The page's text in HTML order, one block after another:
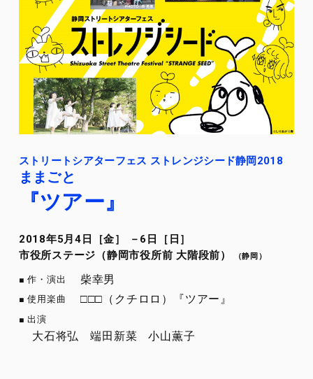
ストリートシアターフェス ストレンジシード静岡2018
ままごと
『ツアー』
2018年5月4日［金］ －6日［日］
市役所ステージ（静岡市役所前 大階段前）
（静岡）
作・演出 柴幸男
使用楽曲 □□□（クチロロ）『ツアー』
出演
大石将弘 端田新菜 小山薫子